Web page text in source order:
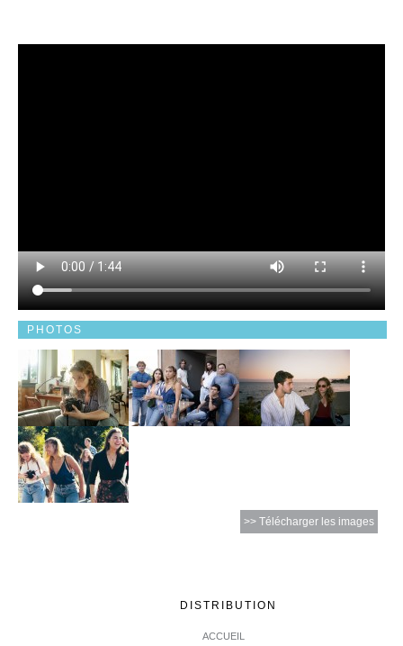
PHOTOS
>> Télécharger les images
DISTRIBUTION
ACCUEIL